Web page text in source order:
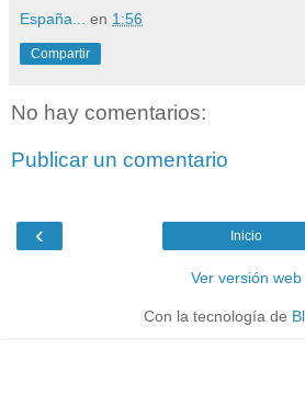
España... en 1:56
Compartir
No hay comentarios:
Publicar un comentario
‹ Inicio
Ver versión web
Con la tecnología de